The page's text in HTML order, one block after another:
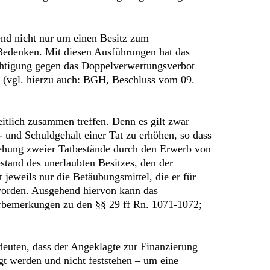
nicht nur um einen Besitz zum
Mit diesen Ausführungen hat das
gegen das Doppelverwertungsverbot
hierzu auch: BGH, Beschluss vom 09.
zusammen treffen. Denn es gilt zwar
Schuldgehalt einer Tat zu erhöhen, so dass
zweier Tatbestände durch den Erwerb von
des unerlaubten Besitzes, den der
nur die Betäubungsmittel, die er für
Ausgehend hiervon kann das
zu den §§ 29 ff Rn. 1071-1072;
dass der Angeklagte zur Finanzierung
werden und nicht feststehen – um eine